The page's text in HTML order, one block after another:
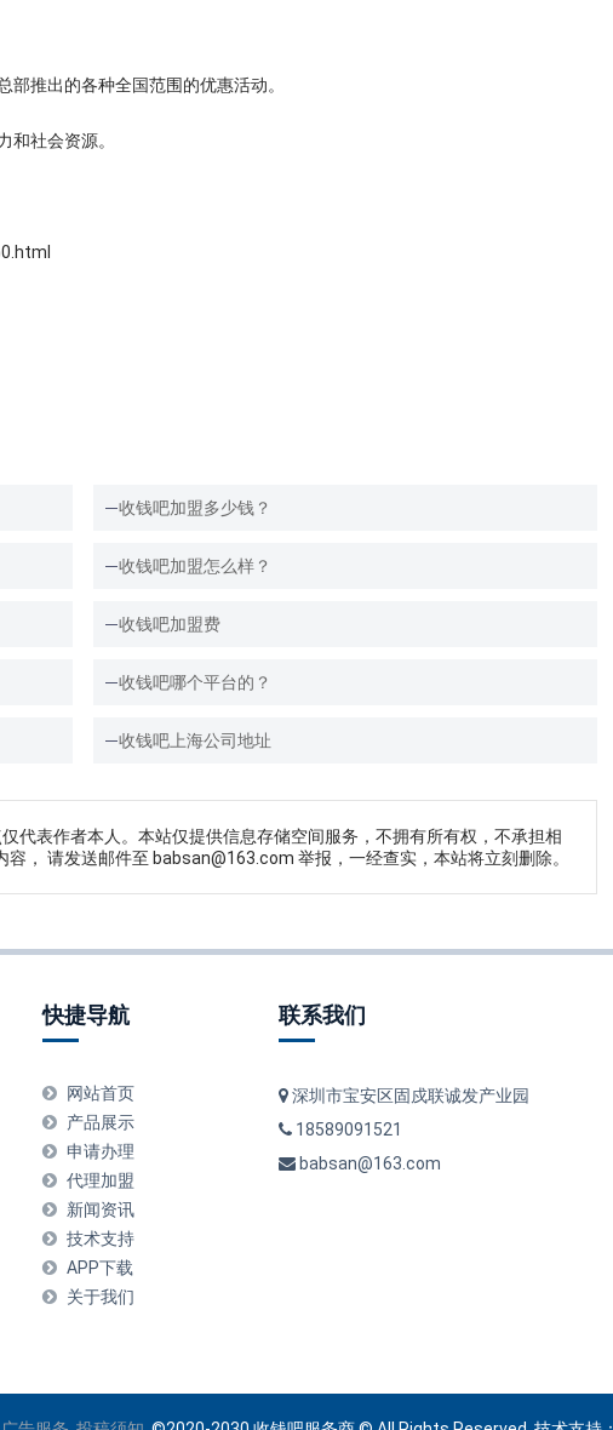
推出的各种全国范围的优惠活动。
和社会资源。
收钱吧加盟多少钱？
收钱吧加盟怎么样？
收钱吧加盟费
收钱吧哪个平台的？
收钱吧上海公司地址
代表作者本人。本站仅提供信息存储空间服务，不拥有所有权，不承担相
， 请发送邮件至 babsan@163.com 举报，一经查实，本站将立刻删除。
快捷导航
网站首页
产品展示
申请办理
代理加盟
新闻资讯
技术支持
APP下载
关于我们
联系我们
深圳市宝安区固戍联诚发产业园
18589091521
babsan@163.com